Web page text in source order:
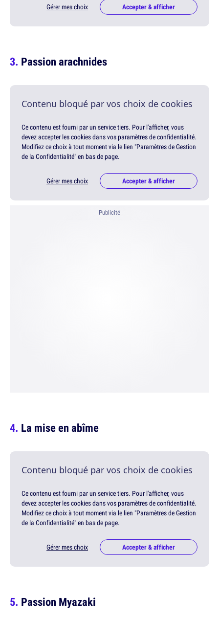
Gérer mes choix Accepter & afficher
Passion arachnides
Contenu bloqué par vos choix de cookies
Ce contenu est fourni par un service tiers. Pour l'afficher, vous
devez accepter les cookies dans vos paramètres de confidentialité.
Modifiez ce choix à tout moment via le lien "Paramètres de Gestion
de la Confidentialité" en bas de page.
Gérer mes choix Accepter & afficher
Publicité
La mise en abîme
Contenu bloqué par vos choix de cookies
Ce contenu est fourni par un service tiers. Pour l'afficher, vous
devez accepter les cookies dans vos paramètres de confidentialité.
Modifiez ce choix à tout moment via le lien "Paramètres de Gestion
de la Confidentialité" en bas de page.
Gérer mes choix Accepter & afficher
Passion Myazaki